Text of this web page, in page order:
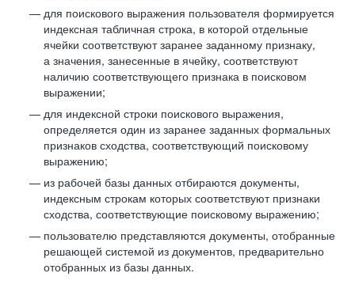
для поискового выражения пользователя формируется
индексная табличная строка, в которой отдельные
ячейки соответствуют заранее заданному признаку,
а значения, занесенные в ячейку, соответствуют
наличию соответствующего признака в поисковом
выражении;
для индексной строки поискового выражения,
определяется один из заранее заданных формальных
признаков сходства, соответствующий поисковому
выражению;
из рабочей базы данных отбираются документы,
индексным строкам которых соответствуют признаки
сходства, соответствующие поисковому выражению;
пользователю представляются документы, отобранные
решающей системой из документов, предварительно
отобранных из базы данных.